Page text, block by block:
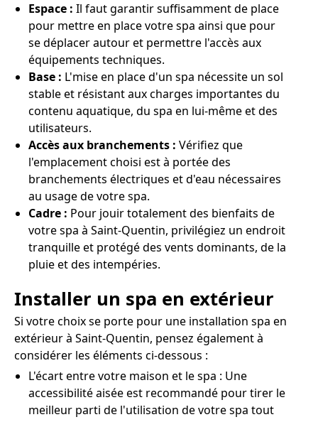
Espace : Il faut garantir suffisamment de place
pour mettre en place votre spa ainsi que pour
se déplacer autour et permettre l'accès aux
équipements techniques.
Base : L'mise en place d'un spa nécessite un sol
stable et résistant aux charges importantes du
contenu aquatique, du spa en lui-même et des
utilisateurs.
Accès aux branchements : Vérifiez que
l'emplacement choisi est à portée des
branchements électriques et d'eau nécessaires
au usage de votre spa.
Cadre : Pour jouir totalement des bienfaits de
votre spa à Saint-Quentin, privilégiez un endroit
tranquille et protégé des vents dominants, de la
pluie et des intempéries.
Installer un spa en extérieur
Si votre choix se porte pour une installation spa en
extérieur à Saint-Quentin, pensez également à
considérer les éléments ci-dessous :
L'écart entre votre maison et le spa : Une
accessibilité aisée est recommandé pour tirer le
meilleur parti de l'utilisation de votre spa tout